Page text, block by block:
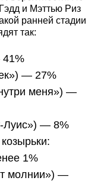
и Мэттью Риз
ранней стадии
так:
41%
— 27%
меня») —
Луис») — 8%
1%
молнии») —